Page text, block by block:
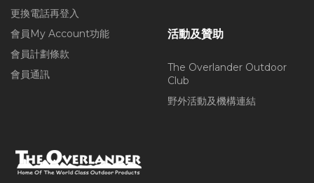
更換電話再登入
會員My Account功能
會員計劃條款
會員通訊
活動及贊助
The Overlander Outdoor
Club
野外活動及機構連結